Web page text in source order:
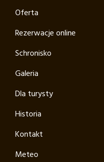
Oferta
Rezerwacje online
Schronisko
Galeria
Dla turysty
Historia
Kontakt
Meteo